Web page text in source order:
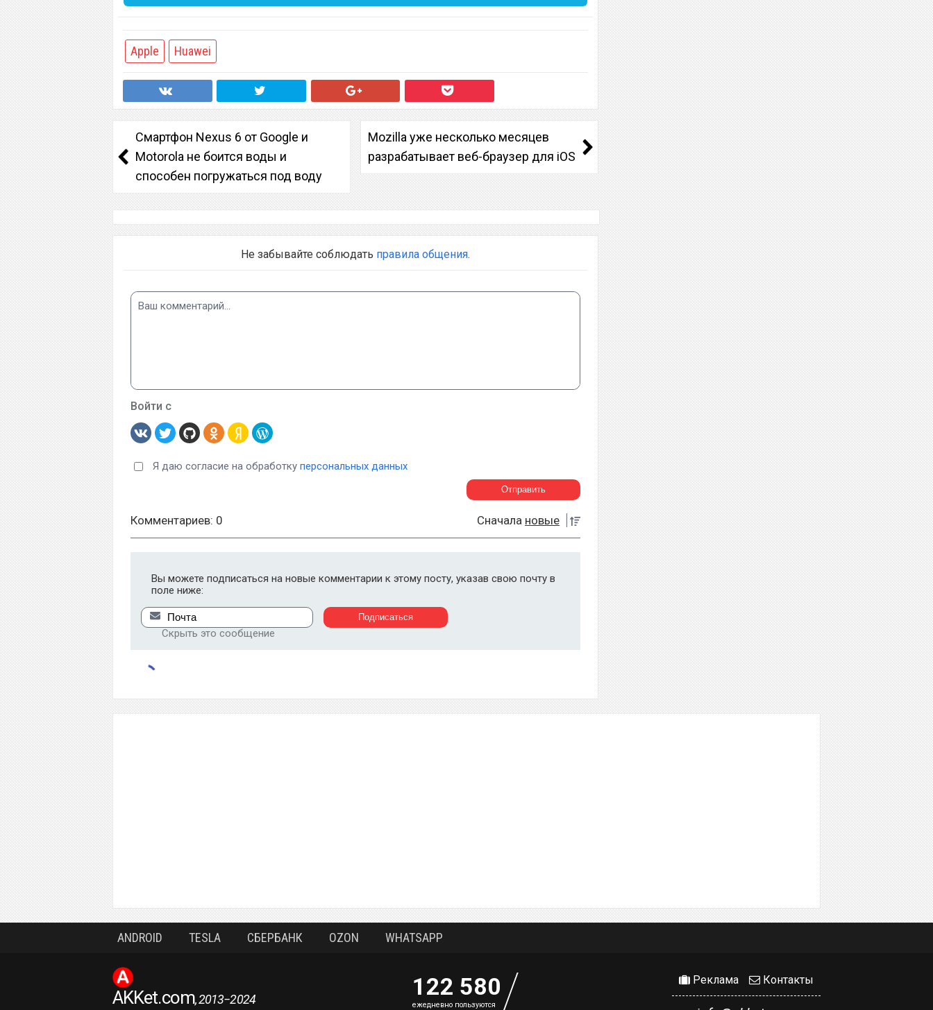
Apple Huawei
Смартфон Nexus 6 от Google и
Motorola не боится воды и
способен погружаться под воду
Mozilla уже несколько месяцев
разрабатывает веб-браузер для iOS
Не забывайте соблюдать правила общения.
Войти с
Я даю согласие на обработку персональных данных
Комментариев: 0 Сначала новые
Вы можете подписаться на новые комментарии к этому посту, указав свою почту в
поле ниже:
Скрыть это сообщение
ANDROID TESLA СБЕРБАНК OZON WHATSAPP
Реклама Контакты
122 580
eжедневно пользуются
AKKet.com, 2013−2024